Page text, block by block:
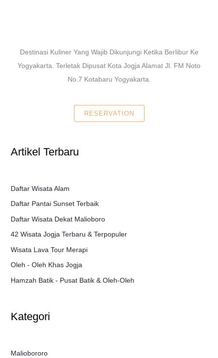
Destinasi Kuliner Yang Wajib Dikunjungi Ketika Berlibur Ke
Yogyakarta. Terletak Dipusat Kota Jogja Alamat Jl. FM Noto
No.7 Kotabaru Yogyakarta.
RESERVATION
Artikel Terbaru
Daftar Wisata Alam
Daftar Pantai Sunset Terbaik
Daftar Wisata Dekat Malioboro
42 Wisata Jogja Terbaru & Terpopuler
Wisata Lava Tour Merapi
Oleh - Oleh Khas Jogja
Hamzah Batik - Pusat Batik & Oleh-Oleh
Kategori
Maliobororo